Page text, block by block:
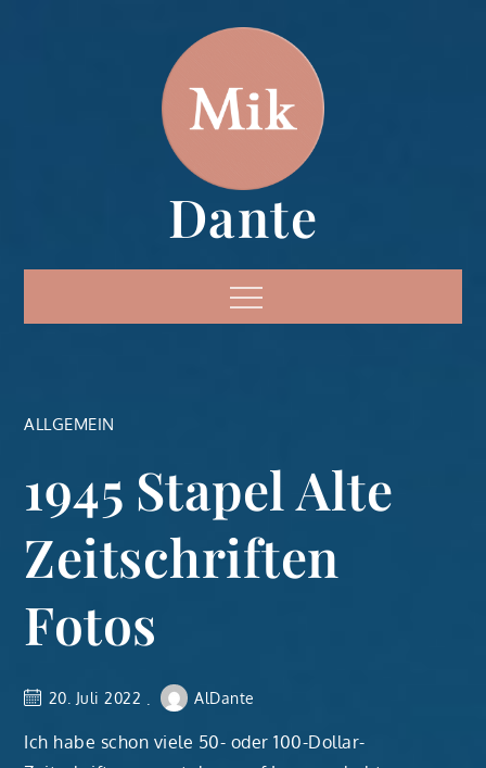
Dante
Menu
ALLGEMEIN
1945 Stapel Alte
Zeitschriften
Fotos
20. Juli 2022 AlDante
Ich habe schon viele 50- oder 100-Dollar-